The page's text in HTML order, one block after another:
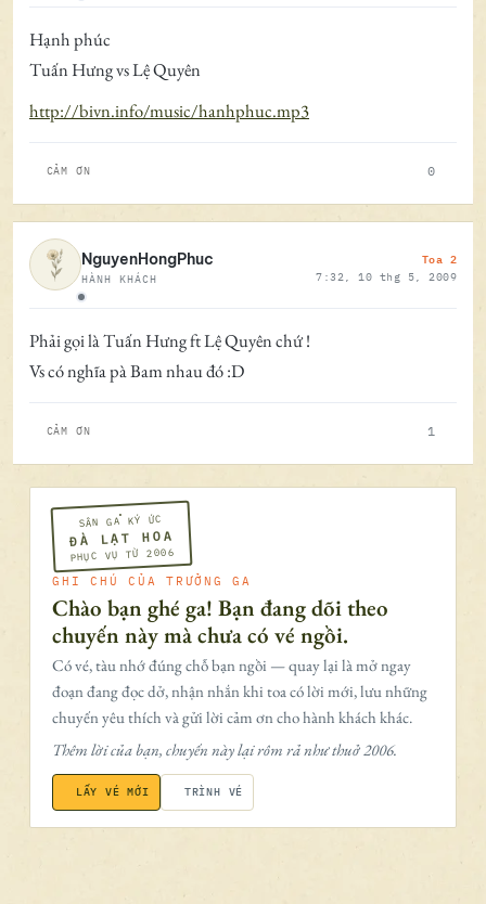
Ngoại tuyến
Hạnh phúc
Tuấn Hưng vs Lệ Quyên
http://bivn.info/music/hanhphuc.mp3
CẢM ƠN 0
Ngoại tuyến
NguyenHongPhuc
HÀNH KHÁCH
Toa 2
7:32, 10 thg 5, 2009
Phải gọi là Tuấn Hưng ft Lệ Quyên chứ !
Vs có nghĩa pà Bam nhau đó :D
CẢM ƠN 1
SÂN GA KÝ ỨC
ĐÀ LẠT HOA
PHỤC VỤ TỪ 2006
GHI CHÚ CỦA TRƯỞNG GA
Chào bạn ghé ga! Bạn đang dõi theo
chuyến này mà chưa có vé ngồi.
Có vé, tàu nhớ đúng chỗ bạn ngồi — quay lại là mở ngay
đoạn đang đọc dở, nhận nhắn khi toa có lời mới, lưu những
chuyến yêu thích và gửi lời cảm ơn cho hành khách khác.
Thêm lời của bạn, chuyến này lại rôm rả như thuở 2006.
LẤY VÉ MỚI TRÌNH VÉ